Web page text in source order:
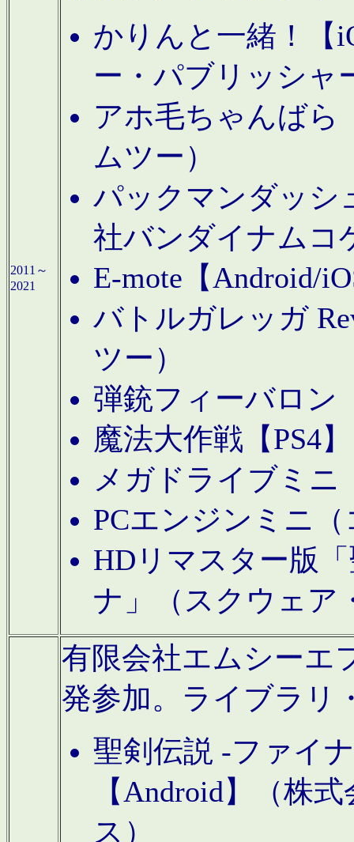
2011～
2021
かりんと一緒！【
ー・パブリッシャ
アホ毛ちゃんばら
ムツー）
パックマンダッシ
社バンダイナムコ
E-mote【Android/
バトルガレッガ
ツー）
弾銃フィーバロン
魔法大作戦【PS4
メガドライブミニ
PCエンジンミニ
HDリマスター版
ナ」（スクウェア
有限会社エムシーエ
発参加。ライブラリ
聖剣伝説 -ファイ
【Android】（株
ス）